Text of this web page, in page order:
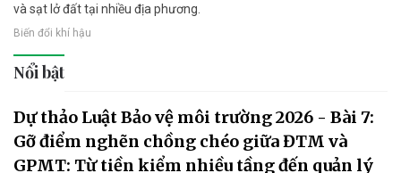
và sạt lở đất tại nhiều địa phương.
Biến đổi khí hậu
Nổi bật
Dự thảo Luật Bảo vệ môi trường 2026 - Bài 7:
Gỡ điểm nghẽn chồng chéo giữa ĐTM và
GPMT: Từ tiền kiểm nhiều tầng đến quản lý